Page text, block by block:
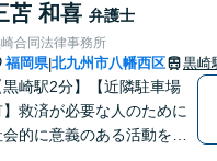
スを行うことができます。
んなことでもお気軽にご相
ください。
苫 和喜 弁護士
合同法律事務所
福岡県|北九州市八幡西区 黒崎
黒崎駅2分】【近隣駐車場
】救済が必要な人のために
的に意義のある活動をし